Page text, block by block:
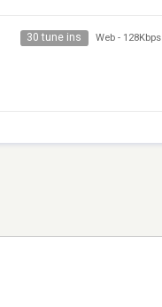
30 tune ins Web - 128Kbps